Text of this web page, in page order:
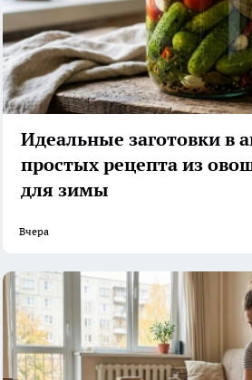
Идеальные заготовки в
простых рецепта из
для зимы
Вчера